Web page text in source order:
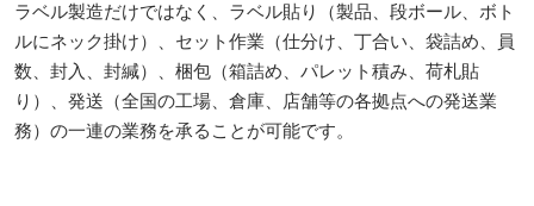
ラベル製造だけではなく、ラベル貼り（製品、段ボール、ボト
ルにネック掛け）、セット作業（仕分け、丁合い、袋詰め、員
数、封入、封緘）、梱包（箱詰め、パレット積み、荷札貼
り）、発送（全国の工場、倉庫、店舗等の各拠点への発送業
務）の一連の業務を承ることが可能です。